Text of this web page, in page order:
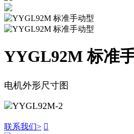
YYGL92M 标准
电机外形尺寸图
联系我们> 